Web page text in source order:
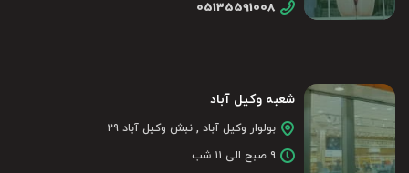
05135591008
شعبه وکیل آباد
بولوار وکیل آباد , نبش وکیل آباد ۲۹
۹ صبح الی ۱۱ شب